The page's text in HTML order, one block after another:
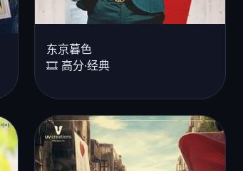
东京暮色
🎞️ 高分·经典